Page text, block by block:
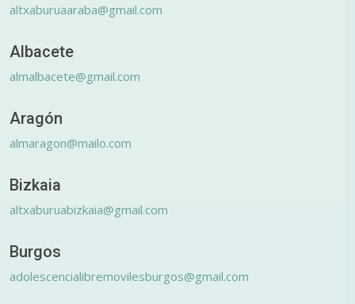
altxaburuaaraba@gmail.com
Albacete
almalbacete@gmail.com
Aragón
almaragon@mailo.com
Bizkaia
altxaburuabizkaia@gmail.com
Burgos
adolescencialibremovilesburgos@gmail.com